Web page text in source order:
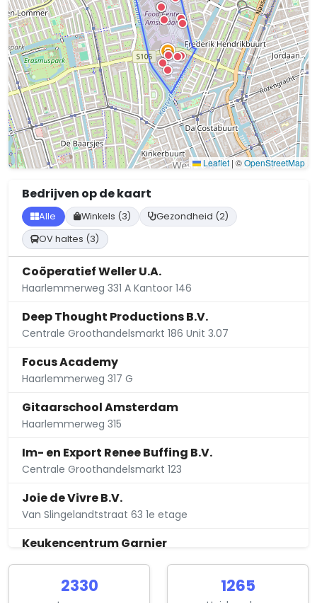
Leaflet | ©OpenStreetMap
Bedrijven op de kaart
Alle Winkels (3)
Gezondheid (2)
OV haltes (3)
Coöperatief Weller U.A.
Haarlemmerweg 331 A Kantoor 146
Deep Thought Productions B.V.
Centrale Groothandelsmarkt 186 Unit 3.07
Focus Academy
Haarlemmerweg 317 G
Gitaarschool Amsterdam
Haarlemmerweg 315
Im- en Export Renee Buffing B.V.
Centrale Groothandelsmarkt 123
Joie de Vivre B.V.
Van Slingelandtstraat 63 1e etage
Keukencentrum Garnier
Supersaver Travel B.V.
2330 1265